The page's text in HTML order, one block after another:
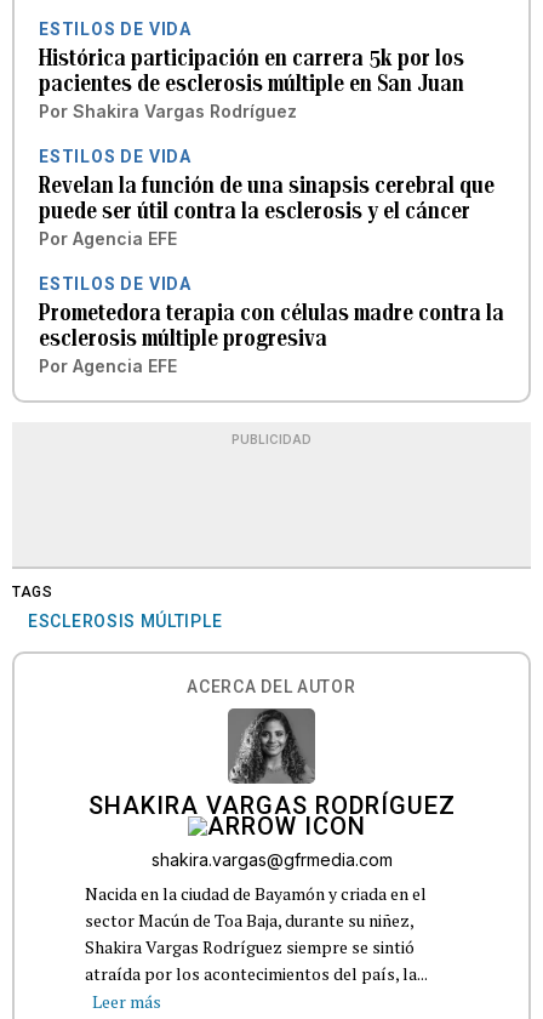
ESTILOS DE VIDA
Histórica participación en carrera 5k por los
pacientes de esclerosis múltiple en San Juan
Por Shakira Vargas Rodríguez
ESTILOS DE VIDA
Revelan la función de una sinapsis cerebral que
puede ser útil contra la esclerosis y el cáncer
Por Agencia EFE
ESTILOS DE VIDA
Prometedora terapia con células madre contra la
esclerosis múltiple progresiva
Por Agencia EFE
PUBLICIDAD
TAGS
ESCLEROSIS MÚLTIPLE
ACERCA DEL AUTOR
SHAKIRA VARGAS RODRÍGUEZ
shakira.vargas@gfrmedia.com
Nacida en la ciudad de Bayamón y criada en el
sector Macún de Toa Baja, durante su niñez,
Shakira Vargas Rodríguez siempre se sintió
atraída por los acontecimientos del país, la...
Leer más